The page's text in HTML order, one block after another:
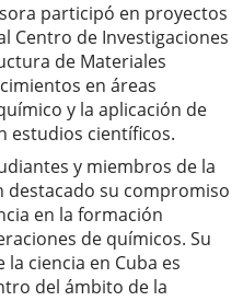
participó en proyectos
Centro de Investigaciones
de Materiales
en áreas
y la aplicación de
estudios científicos.
y miembros de la
su compromiso
en la formación
de químicos. Su
ciencia en Cuba es
del ámbito de la